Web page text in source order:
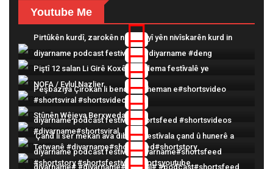
Youtube Me
Pirtûkên kurdî, zarokên nûçêbûyî yên nivîskarên kurd in
diyarname podcast festival3 4 #diyarname #deng
Piştî 12 salan Li Girê Koxê dîsa dema festîvalê ye
NOFA / Eylul Nazlier
Pêşbaziya Çîrokan li benda berheman e#shortsvideo
#shortsviral #shortsvideos
Stûnên Wêjeya Berxwedanê
diyarname podcast festival#shortsfeed #shortsvideos
#diyarname#shortsviral
'Çand li ser mekan ava dibe' Ji festîvala çand û hunerê a
Tetwanê #diyarname#shortsfeed#shortstory
diyarname podcast festival #diyarname#shortsfeed
#shortstory #shortsfestival #shortsyoutube
diyarname# #diyarname#festival# #podcast#shortsfeed